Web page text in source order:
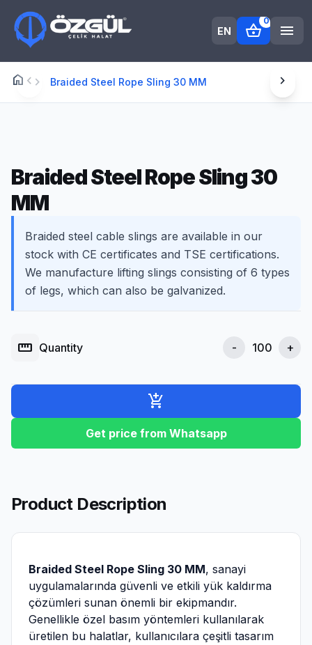
EN shopping_basket
0
menu
home Anasayfa
chevron_right Braided Steel Rope Sling 30 MM
chevron_left chevron_right
Braided Steel Rope Sling 30
MM
Braided steel cable slings are available in our
stock with CE certificates and TSE certifications.
We manufacture lifting slings consisting of 6 types
of legs, which can also be galvanized.
straighten Quantity - +
add_shopping_cart
Get price from Whatsapp
Product Description
Braided Steel Rope Sling 30 MM, sanayi
uygulamalarında güvenli ve etkili yük kaldırma
çözümleri sunan önemli bir ekipmandır.
Genellikle özel basım yöntemleri kullanılarak
üretilen bu halatlar, kullanıcılara çeşitli tasarım